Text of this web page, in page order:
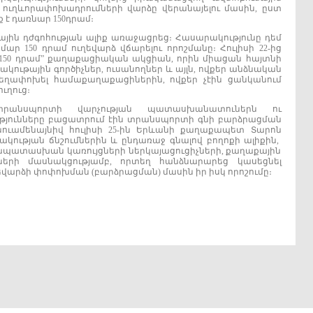
վարձը վերանայելու մասին, ըստ
դառնար 150դրամ։
դժգոհության ալիք առաջացրեց։ Հասարակությունը դեմ
դրամ ուղեվարձ վճարելու որոշմանը։ Հուլիսի 22-ից
դրամ” քաղաքացիական ակցիան, որին միացան հայտնի
գործիչներ, ուսանողներ և այլն, ովքեր անձնական
համաքաղաքացիներին, ովքեր չէին ցանկանում
վարչության պատասխանատուներն ու
բացատրում էին տրանսպորտի գնի բարձրացման
հուլիսի 25-ին Երևանի քաղաքապետ Տարոն
ճնշումներին և ընդառաջ գնալով բողոքի ալիքին,
կառույցների ներկայացուցիչների, քաղաքային
մասնակցությամբ, որտեղ հանձնարարեց կասեցնել
փոփոխման (բարձրացման) մասին իր իսկ որոշումը։